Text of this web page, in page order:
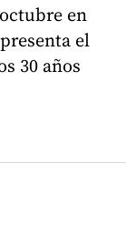
en
el
30 años